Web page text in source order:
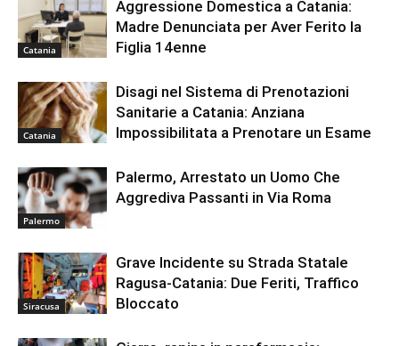
Catania
Aggressione Domestica a Catania:
Madre Denunciata per Aver Ferito la
Figlia 14enne
Catania
Disagi nel Sistema di Prenotazioni
Sanitarie a Catania: Anziana
Impossibilitata a Prenotare un Esame
Palermo
Palermo, Arrestato un Uomo Che
Aggrediva Passanti in Via Roma
Siracusa
Grave Incidente su Strada Statale
Ragusa-Catania: Due Feriti, Traffico
Bloccato